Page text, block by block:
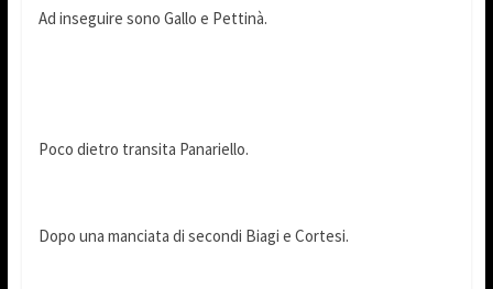
Ad inseguire sono Gallo e Pettinà.
Poco dietro transita Panariello.
Dopo una manciata di secondi Biagi e Cortesi.